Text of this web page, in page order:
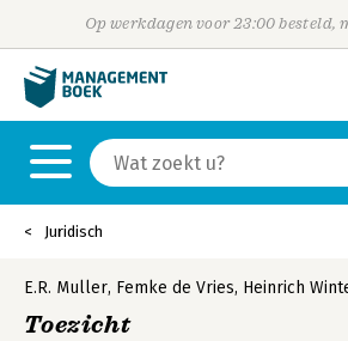
Op werkdagen voor 23:00 besteld,
Juridisch
E.R. Muller, Femke de Vries, Heinrich
Toezicht